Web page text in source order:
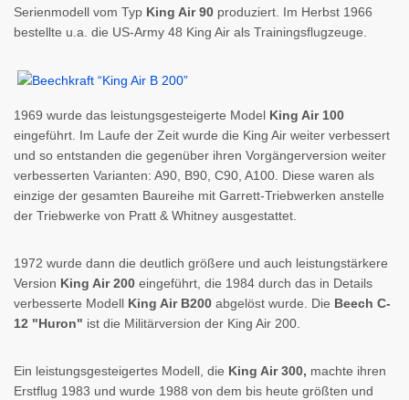
Serienmodell vom Typ King Air 90 produziert. Im Herbst 1966
bestellte u.a. die US-Army 48 King Air als Trainingsflugzeuge.
1969 wurde das leistungsgesteigerte Model King Air 100
eingeführt. Im Laufe der Zeit wurde die King Air weiter verbessert
und so entstanden die gegenüber ihren Vorgängerversion weiter
verbesserten Varianten: A90, B90, C90, A100. Diese waren als
einzige der gesamten Baureihe mit Garrett-Triebwerken anstelle
der Triebwerke von Pratt & Whitney ausgestattet.
1972 wurde dann die deutlich größere und auch leistungstärkere
Version King Air 200 eingeführt, die 1984 durch das in Details
verbesserte Modell King Air B200 abgelöst wurde. Die Beech C-
12 "Huron" ist die Militärversion der King Air 200.
Ein leistungsgesteigertes Modell, die King Air 300, machte ihren
Erstflug 1983 und wurde 1988 von dem bis heute größten und